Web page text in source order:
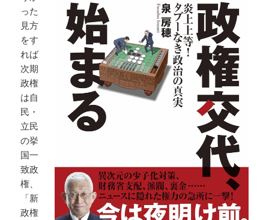
った
見方
をす
れば
次期
政権
は自
民・
立民
の挙
国一
致政
権、
「新
政権